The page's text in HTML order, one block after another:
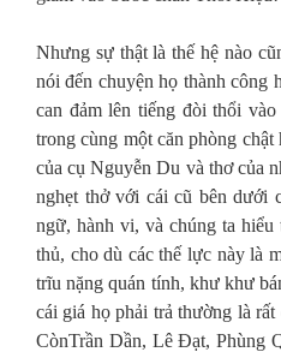
Nhưng sự thật là thế hệ nào
nói đến chuyện họ thành công
can đảm lên tiếng đòi thổi
trong cùng một căn phòng
của cụ Nguyễn Du và thơ của
nghẹt thở với cái cũ bên dưới
ngữ, hành vi, và chúng ta
thủ, cho dù các thế lực này là
trĩu nặng quán tính, khư khư
cái giá họ phải trả thường là
CònTrần Dần, Lê Đạt, Phùng